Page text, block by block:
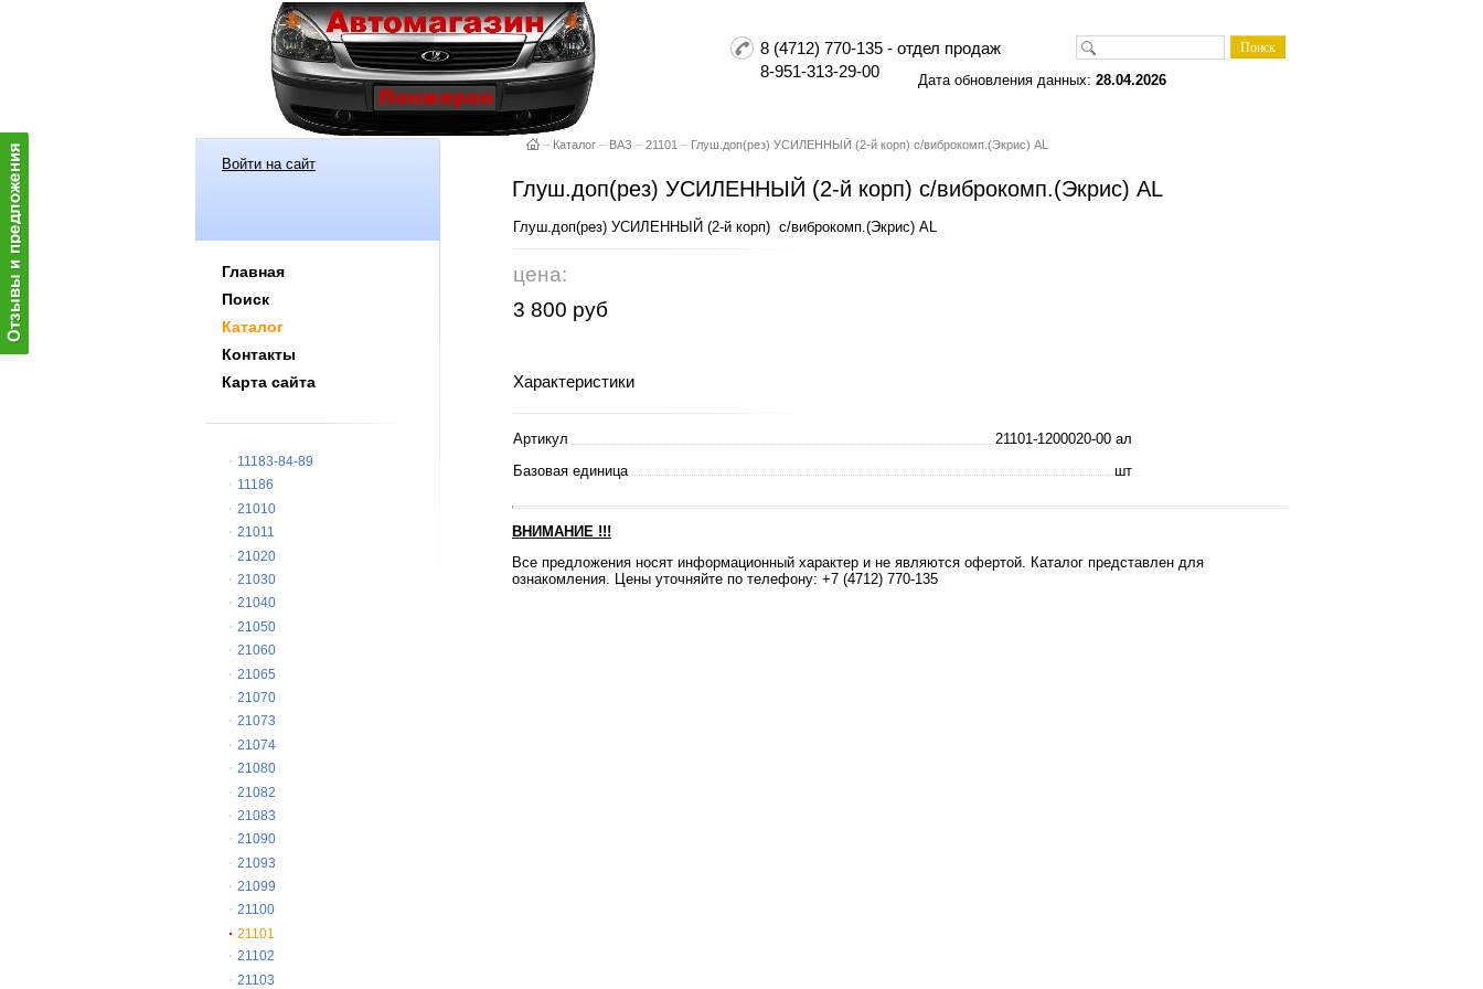
8 (4712) 770-135 - отдел продаж
8-951-313-29-00
Дата обновления данных: 28.04.2026
Войти на сайт
Главная
Поиск
Каталог
Контакты
Карта сайта
11183-84-89
11186
21010
21011
21020
21030
21040
21050
21060
21065
21070
21073
21074
21080
21082
21083
21090
21093
21099
21100
21101
21102
21103
– Каталог – ВАЗ – 21101 – Глуш.доп(рез) УСИЛЕННЫЙ (2-й корп) с/виброкомп.(Экрис) AL
Глуш.доп(рез) УСИЛЕННЫЙ (2-й корп) с/виброкомп.(Экрис) AL
Глуш.доп(рез) УСИЛЕННЫЙ (2-й корп) с/виброкомп.(Экрис) AL
цена:
3 800 руб
Характеристики
Артикул
21101-1200020-00 ал
Базовая единица
шт
ВНИМАНИЕ !!!
Все предложения носят информационный характер и не являются офертой. Каталог представлен для
ознакомления. Цены уточняйте по телефону: +7 (4712) 770-135